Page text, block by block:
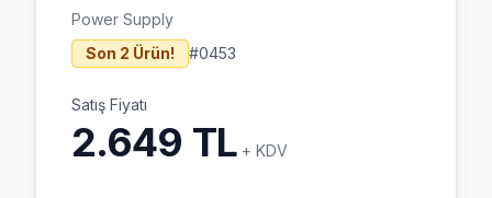
Power Supply
Son 2 Ürün!
#0453
Satış Fiyatı
2.649 TL + KDV